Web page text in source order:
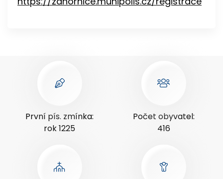
První pís. zmínka:
rok 1225
Počet obyvatel:
416